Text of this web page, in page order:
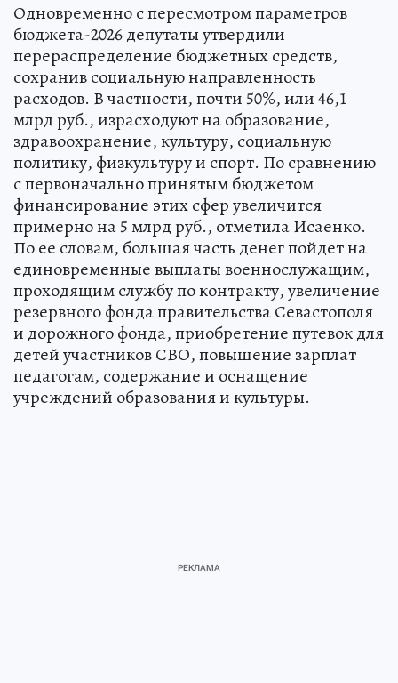
Одновременно с пересмотром параметров
бюджета-2026 депутаты утвердили
перераспределение бюджетных средств,
сохранив социальную направленность
расходов. В частности, почти 50%, или 46,1
млрд руб., израсходуют на образование,
здравоохранение, культуру, социальную
политику, физкультуру и спорт. По сравнению
с первоначально принятым бюджетом
финансирование этих сфер увеличится
примерно на 5 млрд руб., отметила Исаенко.
По ее словам, большая часть денег пойдет на
единовременные выплаты военнослужащим,
проходящим службу по контракту, увеличение
резервного фонда правительства Севастополя
и дорожного фонда, приобретение путевок для
детей участников СВО, повышение зарплат
педагогам, содержание и оснащение
учреждений образования и культуры.